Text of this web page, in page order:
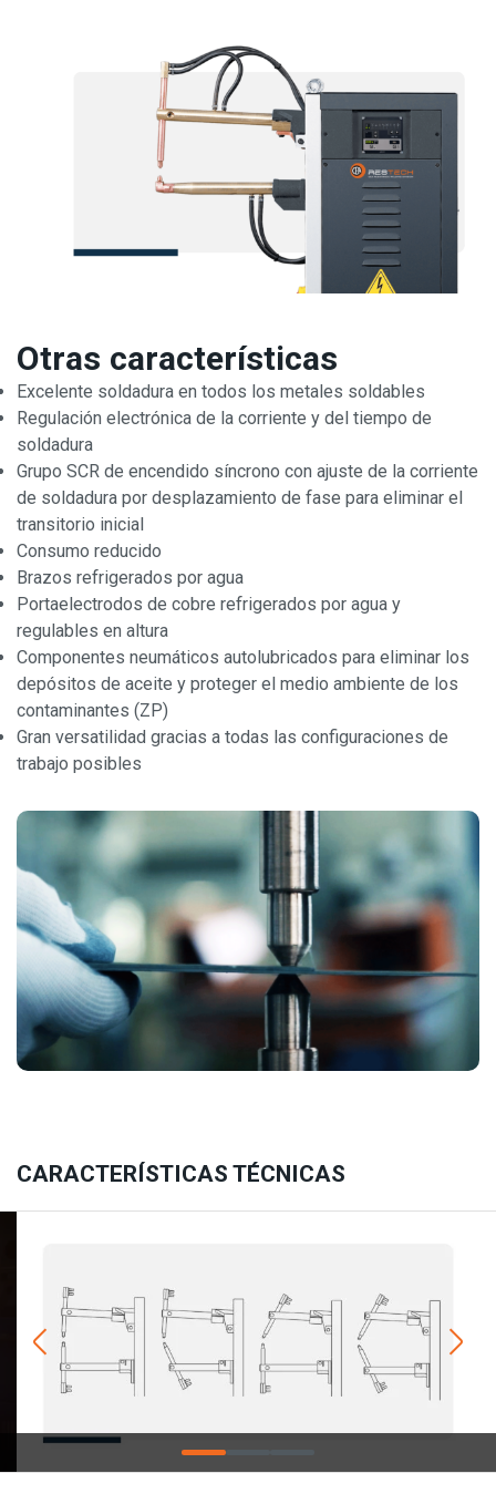
Otras características
Excelente soldadura en todos los metales soldables
Regulación electrónica de la corriente y del tiempo de
soldadura
Grupo SCR de encendido síncrono con ajuste de la corriente
de soldadura por desplazamiento de fase para eliminar el
transitorio inicial
Consumo reducido
Brazos refrigerados por agua
Portaelectrodos de cobre refrigerados por agua y
regulables en altura
Componentes neumáticos autolubricados para eliminar los
depósitos de aceite y proteger el medio ambiente de los
contaminantes (ZP)
Gran versatilidad gracias a todas las configuraciones de
trabajo posibles
CARACTERÍSTICAS TÉCNICAS